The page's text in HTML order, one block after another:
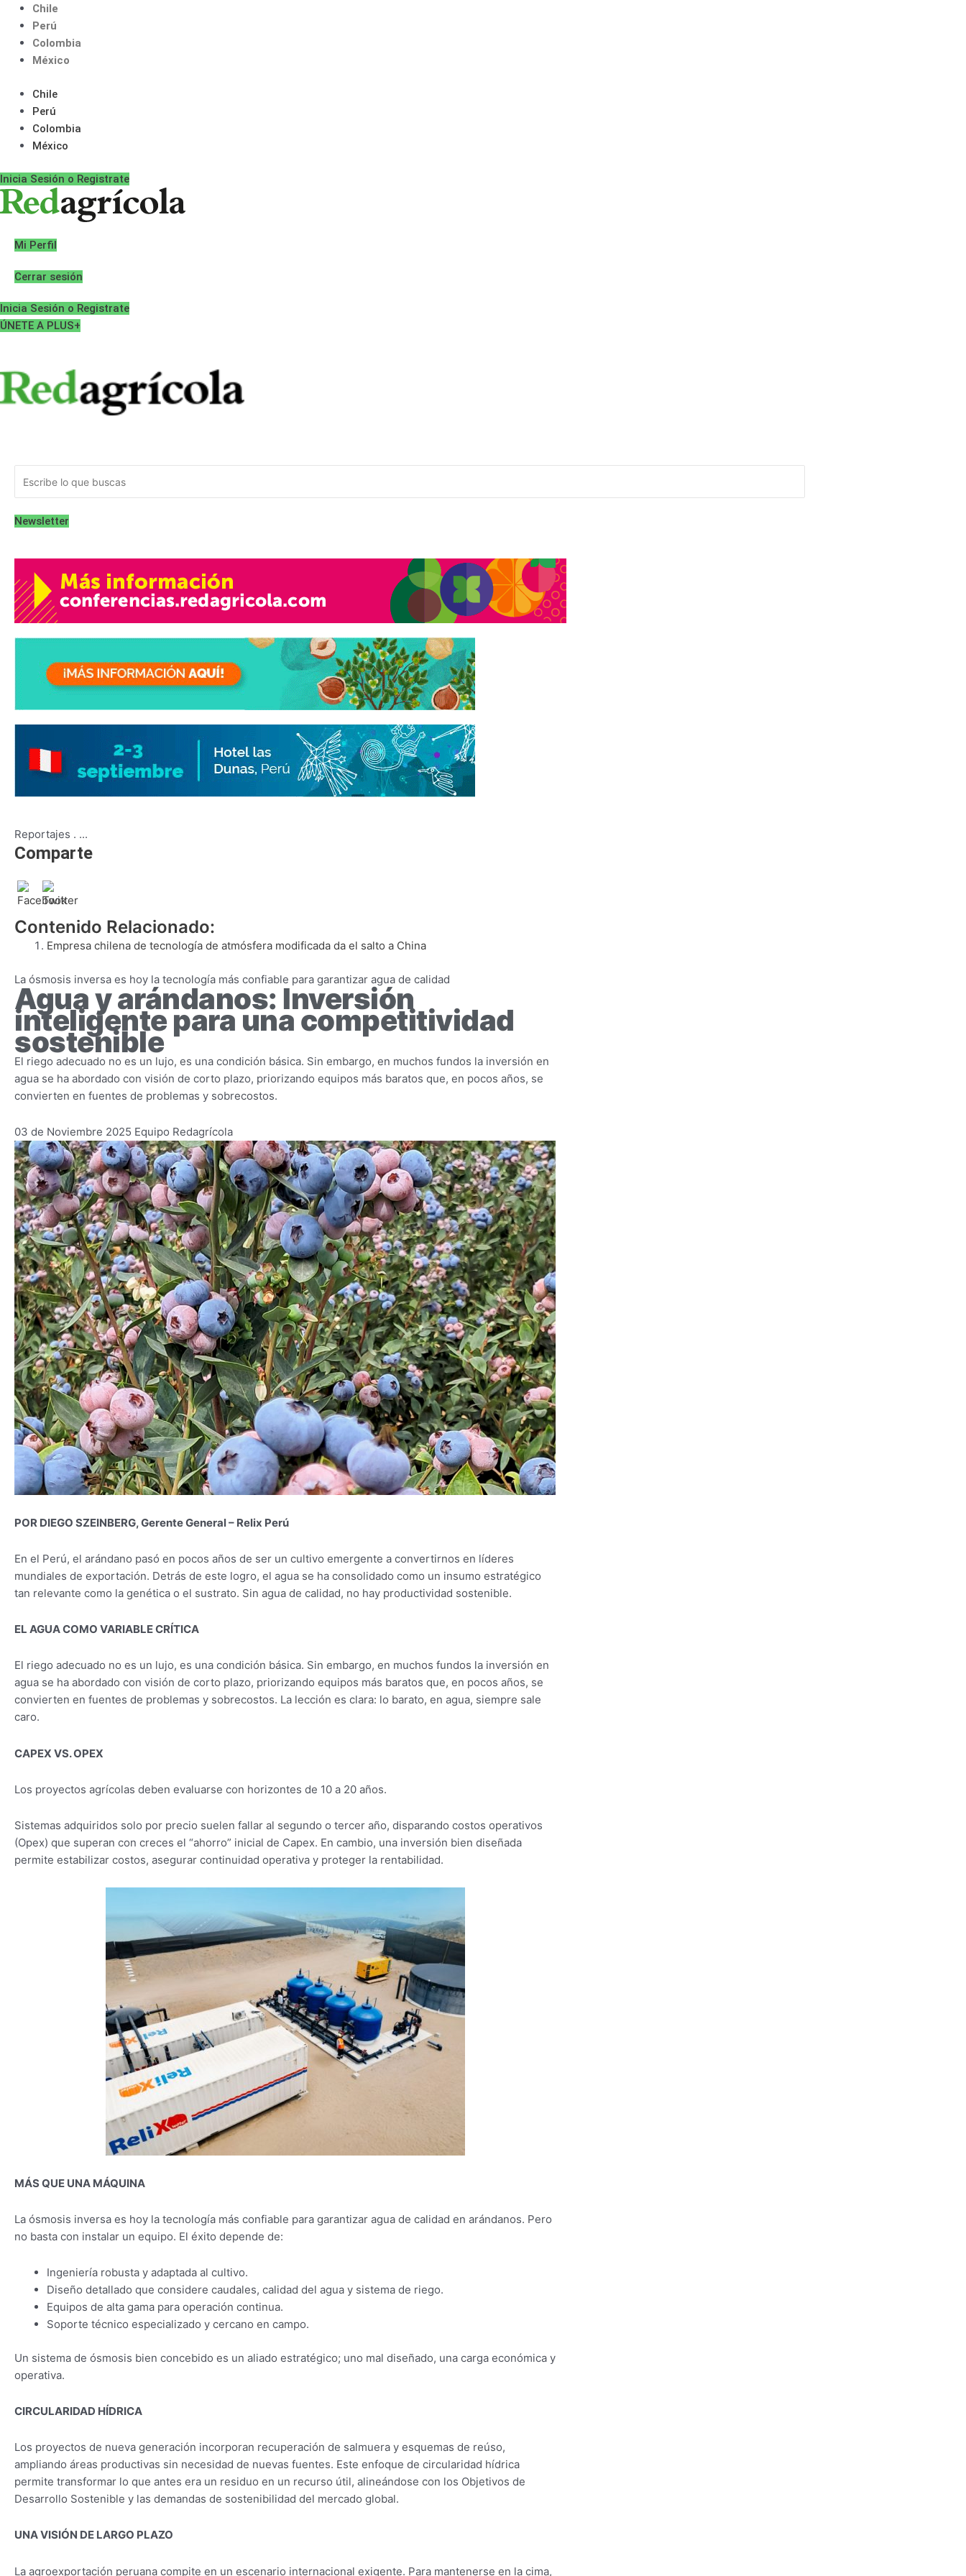
contenido
Chile
Perú
Colombia
México
Chile
Perú
Colombia
México
Inicia Sesión o Registrate
Mi Perfil
Cerrar sesión
Inicia Sesión o Registrate
ÚNETE A PLUS+
Newsletter
Reportajes . ...
Comparte
Contenido Relacionado:
Empresa chilena de tecnología de atmósfera modificada da el salto a China
La ósmosis inversa es hoy la tecnología más confiable para garantizar agua de calidad
Agua y arándanos: Inversión
inteligente para una competitividad
sostenible
El riego adecuado no es un lujo, es una condición básica. Sin embargo, en muchos fundos la inversión en
agua se ha abordado con visión de corto plazo, priorizando equipos más baratos que, en pocos años, se
convierten en fuentes de problemas y sobrecostos.
03 de Noviembre 2025 Equipo Redagrícola
POR DIEGO SZEINBERG, Gerente General – Relix Perú
En el Perú, el arándano pasó en pocos años de ser un cultivo emergente a convertirnos en líderes
mundiales de exportación. Detrás de este logro, el agua se ha consolidado como un insumo estratégico
tan relevante como la genética o el sustrato. Sin agua de calidad, no hay productividad sostenible.
EL AGUA COMO VARIABLE CRÍTICA
El riego adecuado no es un lujo, es una condición básica. Sin embargo, en muchos fundos la inversión en
agua se ha abordado con visión de corto plazo, priorizando equipos más baratos que, en pocos años, se
convierten en fuentes de problemas y sobrecostos. La lección es clara: lo barato, en agua, siempre sale
caro.
CAPEX VS. OPEX
Los proyectos agrícolas deben evaluarse con horizontes de 10 a 20 años.
Sistemas adquiridos solo por precio suelen fallar al segundo o tercer año, disparando costos operativos
(Opex) que superan con creces el “ahorro” inicial de Capex. En cambio, una inversión bien diseñada
permite estabilizar costos, asegurar continuidad operativa y proteger la rentabilidad.
MÁS QUE UNA MÁQUINA
La ósmosis inversa es hoy la tecnología más confiable para garantizar agua de calidad en arándanos. Pero
no basta con instalar un equipo. El éxito depende de:
Ingeniería robusta y adaptada al cultivo.
Diseño detallado que considere caudales, calidad del agua y sistema de riego.
Equipos de alta gama para operación continua.
Soporte técnico especializado y cercano en campo.
Un sistema de ósmosis bien concebido es un aliado estratégico; uno mal diseñado, una carga económica y
operativa.
CIRCULARIDAD HÍDRICA
Los proyectos de nueva generación incorporan recuperación de salmuera y esquemas de reúso,
ampliando áreas productivas sin necesidad de nuevas fuentes. Este enfoque de circularidad hídrica
permite transformar lo que antes era un residuo en un recurso útil, alineándose con los Objetivos de
Desarrollo Sostenible y las demandas de sostenibilidad del mercado global.
UNA VISIÓN DE LARGO PLAZO
La agroexportación peruana compite en un escenario internacional exigente. Para mantenerse en la cima,